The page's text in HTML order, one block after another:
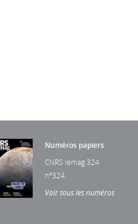
Numéros papiers
CNRS lemag 324
n°324
Voir tous les numéros